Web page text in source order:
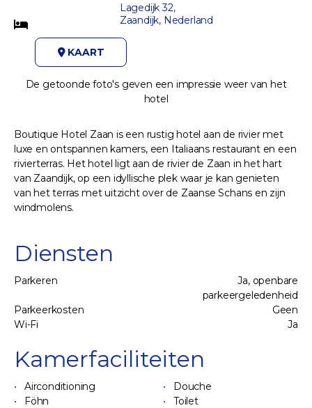
Lagedijk 32,
Zaandijk, Nederland
KAART
De getoonde foto's geven een impressie weer van het
hotel
Boutique Hotel Zaan is een rustig hotel aan de rivier met
luxe en ontspannen kamers, een Italiaans restaurant en een
rivierterras. Het hotel ligt aan de rivier de Zaan in het hart
van Zaandijk, op een idyllische plek waar je kan genieten
van het terras met uitzicht over de Zaanse Schans en zijn
windmolens.
Diensten
Parkeren
Ja, openbare
parkeergeledenheid
Parkeerkosten
Geen
Wi-Fi
Ja
Kamerfaciliteiten
Airconditioning
Douche
Föhn
Toilet